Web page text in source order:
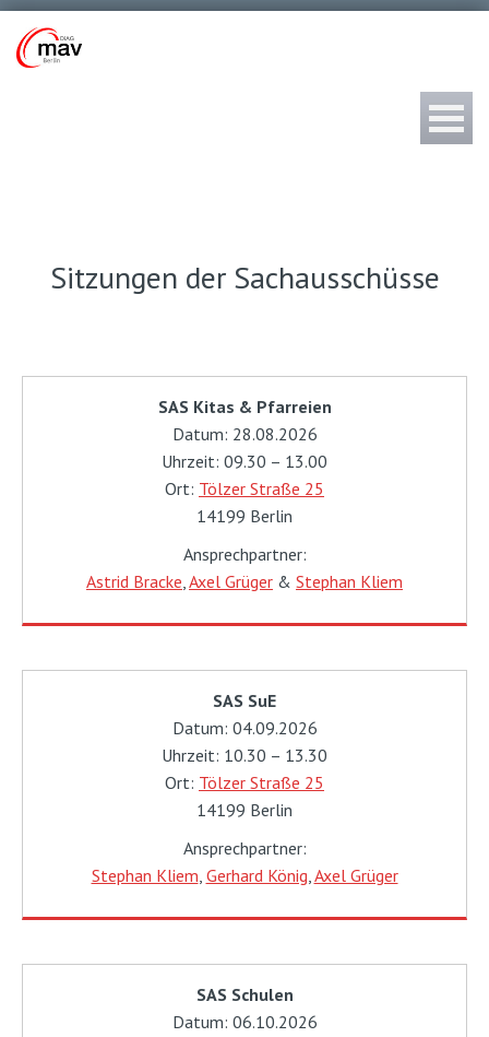
Sitzungen der Sachausschüsse
SAS Kitas & Pfarreien
Datum: 28.08.2026
Uhrzeit: 09.30 – 13.00
Ort: Tölzer Straße 25
14199 Berlin
Ansprechpartner:
Astrid Bracke,Axel Grüger & Stephan Kliem
SAS SuE
Datum: 04.09.2026
Uhrzeit: 10.30 – 13.30
Ort: Tölzer Straße 25
14199 Berlin
Ansprechpartner:
Stephan Kliem, Gerhard König,Axel Grüger
SAS Schulen
Datum: 06.10.2026